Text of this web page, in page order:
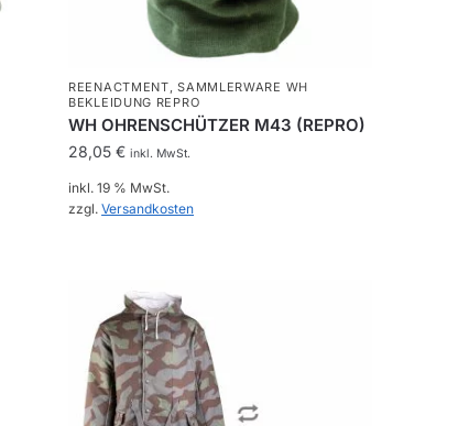
REENACTMENT,SAMMLERWARE WH
BEKLEIDUNG REPRO
WH OHRENSCHÜTZER M43 (REPRO)
28,05€ inkl. MwSt.
inkl. 19 % MwSt.
zzgl.Versandkosten